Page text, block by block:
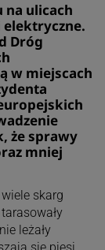
na ulicach
elektryczne.
Dróg
w miejscach
że sprawy
mniej
skarg
leżały